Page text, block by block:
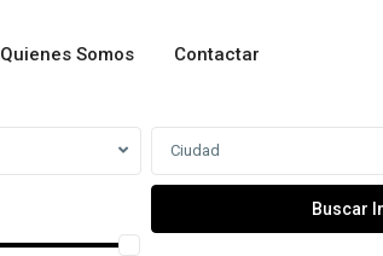
Quienes Somos
Contactar
Ciudad